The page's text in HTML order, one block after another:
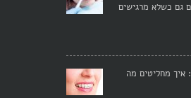
גם כשלא מרגישים
איך מחליטים מה